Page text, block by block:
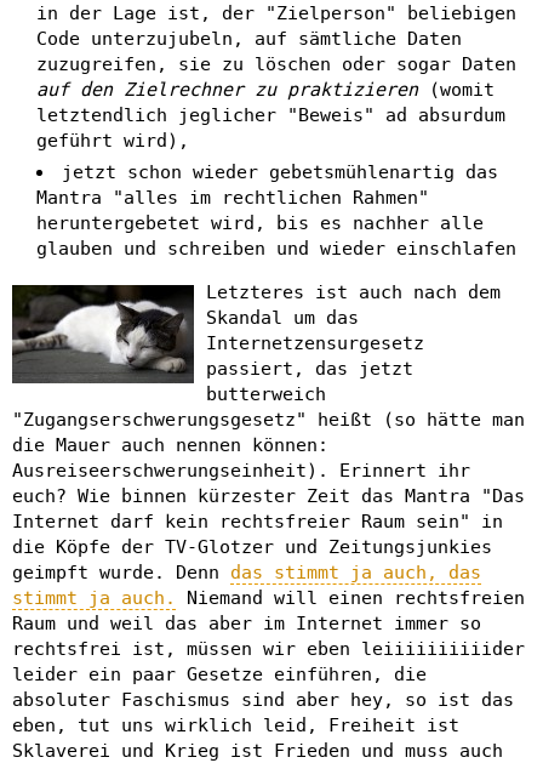
in der Lage ist, der "Zielperson" beliebigen
Code unterzujubeln, auf sämtliche Daten
zuzugreifen, sie zu löschen oder sogar Daten
auf den Zielrechner zu praktizieren(womit
letztendlich jeglicher "Beweis" ad absurdum
geführt wird),
jetzt schon wieder gebetsmühlenartig das
Mantra "alles im rechtlichen Rahmen"
heruntergebetet wird, bis es nachher alle
glauben und schreiben und wieder einschlafen
Letzteres ist auch nach dem
Skandal um das
Internetzensurgesetz
passiert, das jetzt
butterweich
"Zugangserschwerungsgesetz" heißt (so hätte man
die Mauer auch nennen können:
Ausreiseerschwerungseinheit). Erinnert ihr
euch? Wie binnen kürzester Zeit das Mantra "Das
Internet darf kein rechtsfreier Raum sein" in
die Köpfe der TV-Glotzer und Zeitungsjunkies
geimpft wurde. Denn das stimmt ja auch, das
stimmt ja auch.
Niemand will einen rechtsfreien
Raum und weil das aber im Internet immer so
rechtsfrei ist, müssen wir eben leiiiiiiiiiider
leider ein paar Gesetze einführen, die
absoluter Faschismus sind aber hey, so ist das
eben, tut uns wirklich leid, Freiheit ist
Sklaverei und Krieg ist Frieden und muss auch